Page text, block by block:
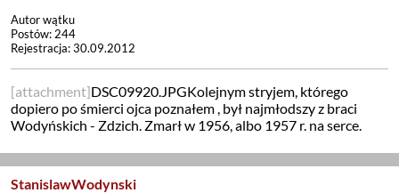
Autor wątku
Postów: 244
Rejestracja: 30.09.2012
[attachment]DSC09920.JPGKolejnym stryjem, którego
dopiero po śmierci ojca poznałem , był najmłodszy z braci
Wodyńskich - Zdzich. Zmarł w 1956, albo 1957 r. na serce.
StanislawWodynski